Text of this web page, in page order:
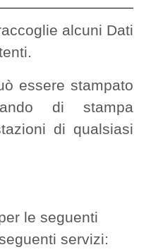
alcuni Dati
essere stampato
di stampa
di qualsiasi
le seguenti
servizi: